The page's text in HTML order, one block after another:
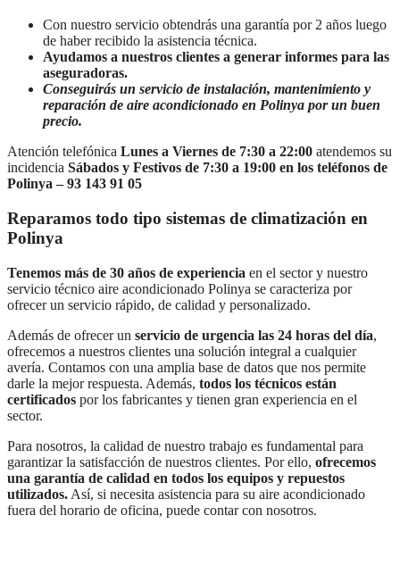
Con nuestro servicio obtendrás una garantía por 2 años luego
de haber recibido la asistencia técnica.
Ayudamos a nuestros clientes a generar informes para las
aseguradoras.
Conseguirás un servicio de instalación, mantenimiento y
reparación de aire acondicionado en Polinya por un buen
precio.
Atención telefónica Lunes a Viernes de 7:30 a 22:00 atendemos su
incidencia Sábados y Festivos de 7:30 a 19:00 en los teléfonos de
Polinya – 93 143 91 05
Reparamos todo tipo sistemas de climatización en
Polinya
Tenemos más de 30 años de experiencia en el sector y nuestro
servicio técnico aire acondicionado Polinya se caracteriza por
ofrecer un servicio rápido, de calidad y personalizado.
Además de ofrecer un servicio de urgencia las 24 horas del día,
ofrecemos a nuestros clientes una solución integral a cualquier
avería. Contamos con una amplia base de datos que nos permite
darle la mejor respuesta. Además, todos los técnicos están
certificados por los fabricantes y tienen gran experiencia en el
sector.
Para nosotros, la calidad de nuestro trabajo es fundamental para
garantizar la satisfacción de nuestros clientes. Por ello, ofrecemos
una garantía de calidad en todos los equipos y repuestos
utilizados. Así, si necesita asistencia para su aire acondicionado
fuera del horario de oficina, puede contar con nosotros.